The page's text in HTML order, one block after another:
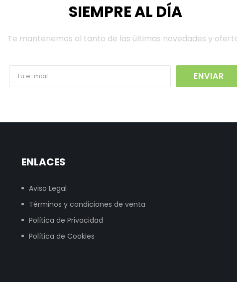
SIEMPRE AL DÍA
Te mantenemos al tanto de las últimas novedades y
ENVIAR
ENLACES
Aviso Legal
Términos y condiciones de venta
Política de Privacidad
Política de Cookies